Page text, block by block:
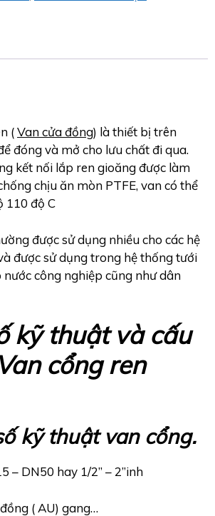
(Van cửa đồng) là thiết bị trên
đóng và mở cho lưu chất đi qua.
kết nối lắp ren gioăng được làm
chịu ăn mòn PTFE, van có thể
110 độ C
được sử dụng nhiều cho các hệ
được sử dụng trong hệ thống tưới
công nghiệp cũng như dân
kỹ thuật và cấu
cổng ren
kỹ thuật van cổng.
– DN50 hay 1/2” – 2”inh
( AU) gang…